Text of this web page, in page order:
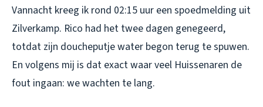
Vannacht kreeg ik rond 02:15 uur een spoedmelding uit
Zilverkamp. Rico had het twee dagen genegeerd,
totdat zijn doucheputje water begon terug te spuwen.
En volgens mij is dat exact waar veel Huissenaren de
fout ingaan: we wachten te lang.